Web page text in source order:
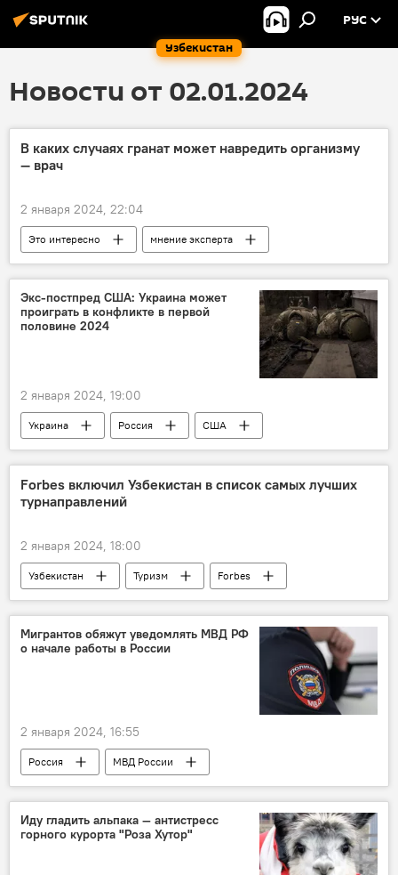
Узбекистан
РУС
Новости от 02.01.2024
В каких случаях гранат может навредить организму
— врач
2 января 2024, 22:04
Это интересно
мнение эксперта
витамины
гранат заболевания
Экс-постпред США: Украина может
проиграть в конфликте в первой
половине 2024
2 января 2024, 19:00
Украина Россия
США
вооружение
спецоперация
Спецоперация России по защите Донбасса
СВО
Forbes включил Узбекистан в список самых лучших
турнаправлений
2 января 2024, 18:00
Узбекистан Туризм
Forbes
статья
Путешествие
Мигрантов обяжут уведомлять МВД РФ
о начале работы в России
2 января 2024, 16:55
Россия
МВД России
трудовые мигранты
Мигранты
Общество
документы
Иду гладить альпака — антистресс
горного курорта "Роза Хутор"